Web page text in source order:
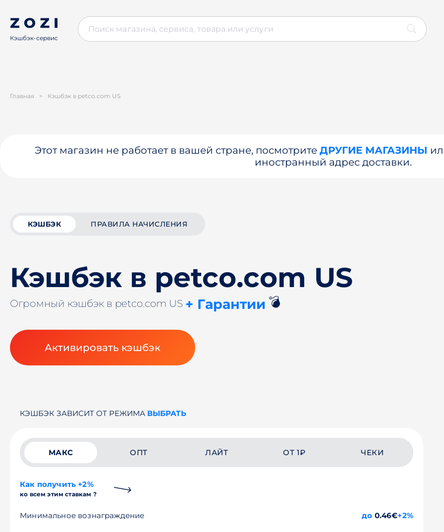
Кэшбэк-сервис
Главная > Кэшбэк в petco.com US
Этот магазин не работает в вашей стране, посмотрите ДРУГИЕ МАГАЗИНЫ
иностранный адрес доставки.
КЭШБЭК ПРАВИЛА НАЧИСЛЕНИЯ
Кэшбэк в petco.com US
Огромный кэшбэк в petco.com US + Гарантии 💣
Активировать кэшбэк
КЭШБЭК ЗАВИСИТ ОТ РЕЖИМА ВЫБРАТЬ
МАКС ОПТ ЛАЙТ ОТ 1₽ ЧЕКИ
Как получить +2%
ко всем этим ставкам ?
Минимальное вознаграждение до 0.46€+2%